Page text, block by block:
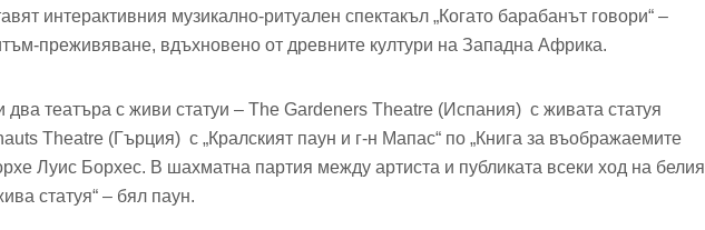
интерактивния музикално-ритуален спектакъл „Когато барабанът говори“ –
преживяване, вдъхновено от древните култури на Западна Африка.
два театъра с живи статуи – The Gardeners Theatre (Испания) с живата статуя
Theatre (Гърция) с „Кралският паун и г-н Мапас“ по „Книга за въображаемите
Луис Борхес. В шахматна партия между артиста и публиката всеки ход на белия
статуя“ – бял паун.